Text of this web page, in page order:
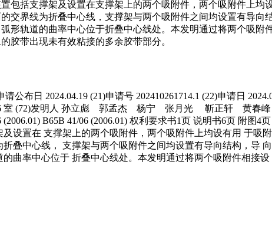
包括支撑架及设置在支撑架上的两个吸附件，两个吸附件上均
交界线为折叠中心线，支撑架与两个吸附件之间均设置有导向
形轨道的曲率中心位于折叠中心线处。本发明通过将两个吸附
胶带出现未有效粘接的多余胶带部分。
公布日 2024.04.19 (21)申请号 202410261714.1 (22)申请日
816 室 (72)发明人 孙立彪 郭孟杰 杨宁 张月光 靳正轩
B65B 41/06 (2006.01) 权利要求书1页 说明书6页 附图4
设置在 支撑架上的两个吸附件，两个吸附件上均设有用 于吸
叠中心线， 支撑架与两个吸附件之间均设置有导向结构，导
曲率中心位于 折叠中心线处。本发明通过将两个吸附件相接设